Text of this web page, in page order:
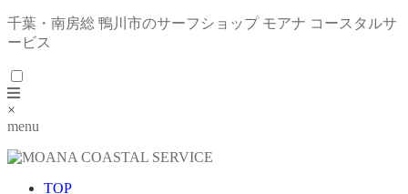
千葉・南房総 鴨川市のサーフショップ モアナ コースタルサ
ービス
×
menu
TOP